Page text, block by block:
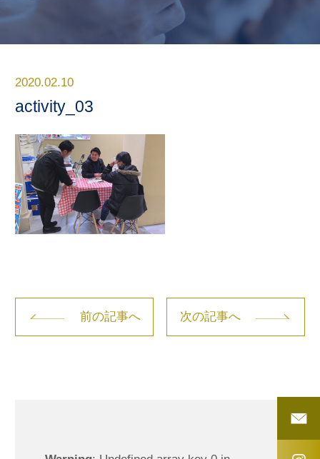
2020.02.10
activity_03
前の記事へ 次の記事へ